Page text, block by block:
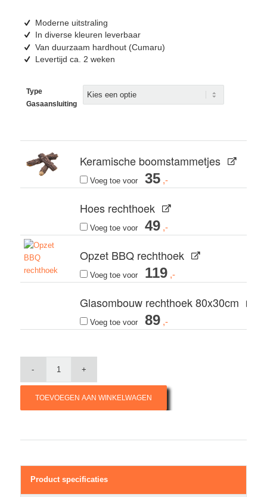
Moderne uitstraling
In diverse kleuren leverbaar
Van duurzaam hardhout (Cumaru)
Levertijd ca. 2 weken
Type
Gasaansluiting
Keramische boomstammetjes
Voeg toe voor 35
Hoes rechthoek
Voeg toe voor 49
Opzet BBQ rechthoek
Voeg toe voor 119
Glasombouw rechthoek 80x30cm
Voeg toe voor 89
TOEVOEGEN AAN WINKELWAGEN
Product specificaties